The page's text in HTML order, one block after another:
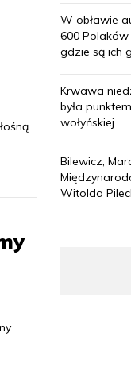
W obławie
600
gdzie są ich
Krwawa
była
wołyńskiej
Bilewicz,
Witolda